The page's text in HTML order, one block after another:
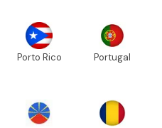
Porto Rico Portugal